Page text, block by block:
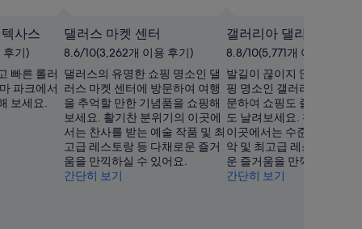
사스
후기)
빠른 롤러
파크에서
보세요.
댈러스 마켓 센터
8.6/10(3,262개 이용 후기)
댈러스의 유명한 쇼핑 명소인 댈
러스 마켓 센터에 방문하여 여행
을 추억할 만한 기념품을 쇼핑해
보세요. 활기찬 분위기의 이곳에
서는 찬사를 받는 예술 작품 및 최
고급 레스토랑 등 다채로운 즐거
움을 만끽하실 수 있어요.
간단히 보기
갤러리아 댈라스
8.8/10(5,771개 이용 후기)
발길이 끊이지 않는 댈러스
핑 명소인 갤러리아 댈라스
문하여 쇼핑도 즐기고 스트
도 날려보세요. 활기찬 분
이곳에서는 수준 높은 라이
악 및 최고급 레스토랑 등
운 즐거움을 만끽하실 수
간단히 보기